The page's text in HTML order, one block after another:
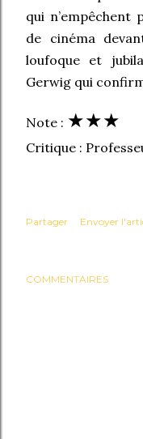
qui n’empêchent
de cinéma
loufoque et
Gerwig qui
Note : ★★★
Critique :
Partager Envoyer
COMMENTAIRES